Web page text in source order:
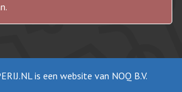
is een website van NOQ B.V.